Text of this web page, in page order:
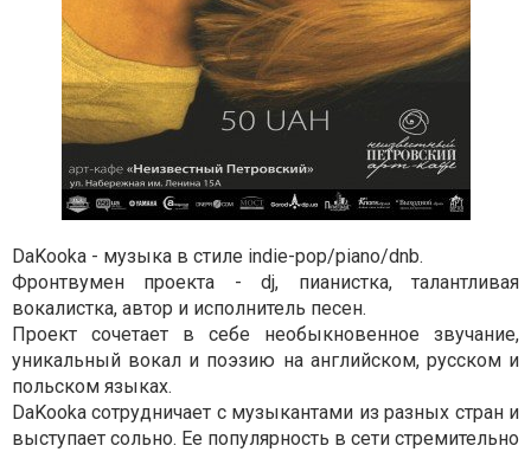
DaKooka - музыка в стиле indie-pop/piano/dnb.
Фронтвумен проекта - dj, пианистка, талантливая
вокалистка, автор и исполнитель песен.
Проект сочетает в себе необыкновенное звучание,
уникальный вокал и поэзию на английском, русском и
польском языках.
DaKooka сотрудничает с музыкантами из разных стран и
выступает сольно. Ее популярность в сети стремительно